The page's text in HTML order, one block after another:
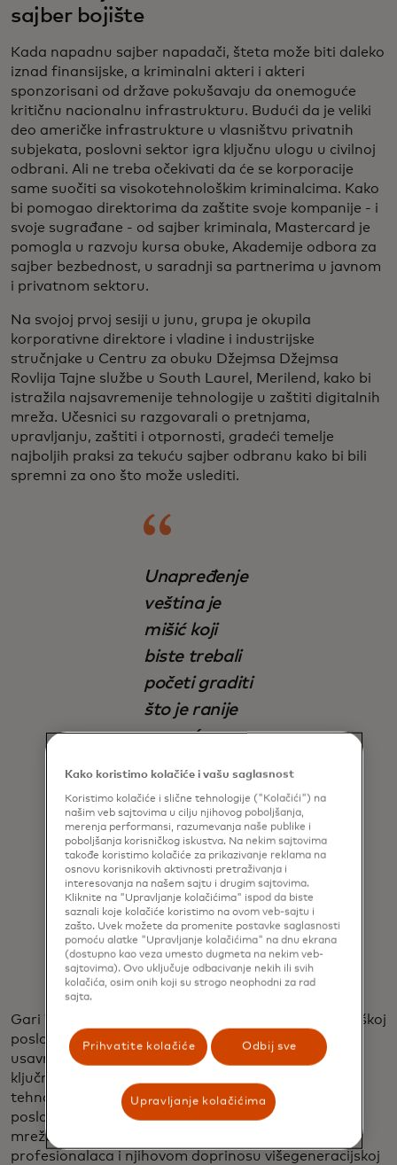
sajber bojište
Kada napadnu sajber napadači, šteta može biti daleko
iznad finansijske, a kriminalni akteri i akteri
sponzorisani od države pokušavaju da onemoguće
kritičnu nacionalnu infrastrukturu. Budući da je veliki
deo američke infrastrukture u vlasništvu privatnih
subjekata, poslovni sektor igra ključnu ulogu u civilnoj
odbrani. Ali ne treba očekivati da će se korporacije
same suočiti sa visokotehnološkim kriminalcima. Kako
bi pomogao direktorima da zaštite svoje kompanije - i
svoje sugrađane - od sajber kriminala, Mastercard je
pomogla u razvoju kursa obuke, Akademije odbora za
sajber bezbednost, u saradnji sa partnerima u javnom
i privatnom sektoru.
Na svojoj prvoj sesiji u junu, grupa je okupila
korporativne direktore i vladine i industrijske
stručnjake u Centru za obuku Džejmsa Džejmsa
Rovlija Tajne službe u South Laurel, Merilend, kako bi
istražila najsavremenije tehnologije u zaštiti digitalnih
mreža. Učesnici su razgovarali o pretnjama,
upravljanju, zaštiti i otpornosti, gradeći temelje
najboljih praksi za tekuću sajber odbranu kako bi bili
spremni za ono što može uslediti.
Unapređenje
veština je
mišić koji
biste trebali
početi graditi
što je ranije
moguće u
nikada ga ne
prestati
graditi.
Gary VonderHaar
Gari VonderHaar je lider u Mastercardovoj tehnološkoj
poslovnoj jedinici, koja smatra strukturirano
usavršavanje, posebno sa novim tehnologijama,
ključnim delom svoje misije da bude magnet za
tehnološke talente. Takođe je izvršni sponzor grupe
poslovnih resursa kompanije Iskusni profesionalci,
mreže koja podiže svest o vrednosti iskusnih
profesionalaca i njihovom doprinosu višegeneracijskoj
Kako koristimo kolačiće i vašu saglasnost
Koristimo kolačiće i slične tehnologije ("Kolačići") na
našim veb sajtovima u cilju njihovog poboljšanja,
merenja performansi, razumevanja naše publike i
poboljšanja korisničkog iskustva. Na nekim sajtovima
takođe koristimo kolačiće za prikazivanje reklama na
osnovu korisnikovih aktivnosti pretraživanja i
interesovanja na našem sajtu i drugim sajtovima.
Kliknite na "Upravljanje kolačićima" ispod da biste
saznali koje kolačiće koristimo na ovom veb-sajtu i
zašto. Uvek možete da promenite postavke saglasnosti
pomoću alatke "Upravljanje kolačićima" na dnu ekrana
(dostupno kao veza umesto dugmeta na nekim veb-
sajtovima). Ovo uključuje odbacivanje nekih ili svih
kolačića, osim onih koji su strogo neophodni za rad
sajta.
Prihvatite kolačiće Odbij sve
Upravljanje kolačićima